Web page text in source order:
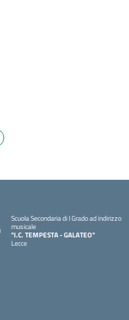
Scuola Secondaria di I Grado ad indirizzo
musicale
"I.C. TEMPESTA - GALATEO"
Lecce